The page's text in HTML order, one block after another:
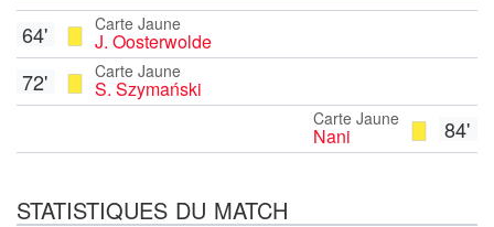
Carte Jaune
J. Oosterwolde
64'
Carte Jaune
S. Szymański
72'
84'
Carte Jaune
Nani
STATISTIQUES DU MATCH